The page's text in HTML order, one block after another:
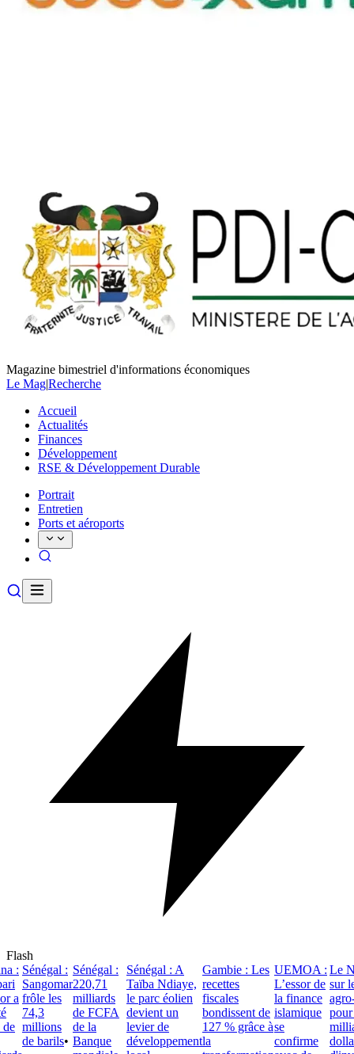
Magazine bimestriel d'informations économiques
Le Mag|Recherche
Accueil
Actualités
Finances
Développement
RSE & Développement Durable
Portrait
Entretien
Ports et aéroports
Flash
:
a
Sénégal :
Sangomar
frôle les
74,3
millions
de barils•
Sénégal :
220,71
milliards
de FCFA
de la
Banque
Sénégal : A
Taïba Ndiaye,
le parc éolien
devient un
levier de
développement
Gambie : Les
recettes
fiscales
bondissent de
127 % grâce à
la
UEMOA :
L’essor de
la finance
islamique
se
confirme
Le
sur
agro-
pour